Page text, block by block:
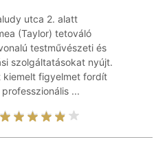
utca 2. alatt
(Taylor) tetováló
testművészeti és
szolgáltatásokat nyújt.
kiemelt figyelmet fordít
...